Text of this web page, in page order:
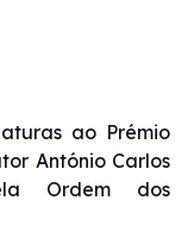
ao Prémio
António Carlos
Ordem dos